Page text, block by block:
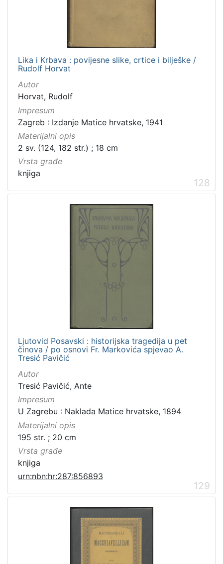
Lika i Krbava : povijesne slike, crtice i bilješke /
Rudolf Horvat
Autor
Horvat, Rudolf
Impresum
Zagreb : Izdanje Matice hrvatske, 1941
Materijalni opis
2 sv. (124, 182 str.) ; 18 cm
Vrsta građe
knjiga
128
Ljutovid Posavski : historijska tragedija u pet
činova / po osnovi Fr. Markovića spjevao A.
Tresić Pavičić
Autor
Tresić Pavičić, Ante
Impresum
U Zagrebu : Naklada Matice hrvatske, 1894
Materijalni opis
195 str. ; 20 cm
Vrsta građe
knjiga
urn:nbn:hr:287:856893
129